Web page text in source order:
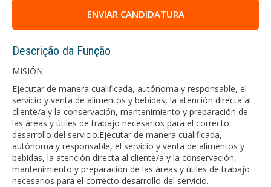
ENVIAR CANDIDATURA
Descrição da Função
MISIÓN
Ejecutar de manera cualificada, autónoma y responsable, el
servicio y venta de alimentos y bebidas, la atención directa al
cliente/a y la conservación, mantenimiento y preparación de
las áreas y útiles de trabajo necesarios para el correcto
desarrollo del servicio.Ejecutar de manera cualificada,
autónoma y responsable, el servicio y venta de alimentos y
bebidas, la atención directa al cliente/a y la conservación,
mantenimiento y preparación de las áreas y útiles de trabajo
necesarios para el correcto desarrollo del servicio.